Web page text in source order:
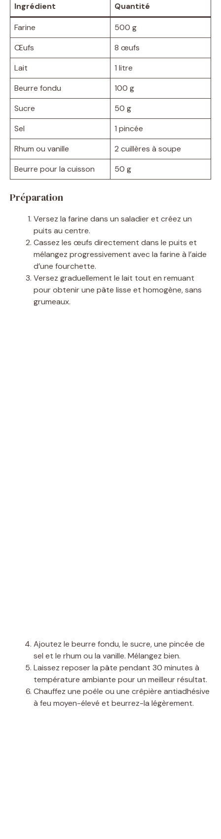
Ingrédient Quantité
Farine
500 g
Œufs
8 œufs
Lait
1 litre
Beurre fondu
100 g
Sucre
50 g
Sel
1 pincée
Rhum ou vanille
2 cuillères à soupe
Beurre pour la cuisson
50 g
Préparation
Versez la farine dans un saladier et créez un
puits au centre.
Cassez les œufs directement dans le puits et
mélangez progressivement avec la farine à l’aide
d’une fourchette.
Versez graduellement le lait tout en remuant
pour obtenir une pâte lisse et homogène, sans
grumeaux.
Ajoutez le beurre fondu, le sucre, une pincée de
sel et le rhum ou la vanille. Mélangez bien.
Laissez reposer la pâte pendant 30 minutes à
température ambiante pour un meilleur résultat.
Chauffez une poêle ou une crêpière antiadhésive
à feu moyen-élevé et beurrez-la légèrement.